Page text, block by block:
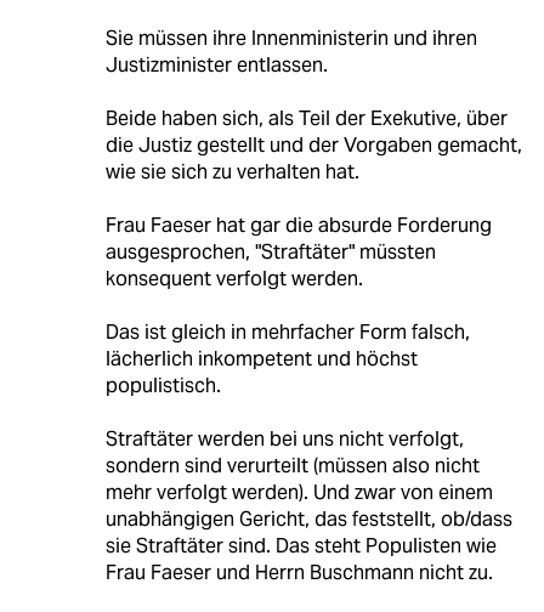
Sie müssen ihre Innenministerin und ihren
Justizminister entlassen.
Beide haben sich, als Teil der Exekutive, über
die Justiz gestellt und der Vorgaben gemacht,
wie sie sich zu verhalten hat.
Frau Faeser hat gar die absurde Forderung
ausgesprochen, "Straftäter" müssten
konsequent verfolgt werden.
Das ist gleich in mehrfacher Form falsch,
lächerlich inkompetent und höchst
populistisch.
Straftäter werden bei uns nicht verfolgt,
sondern sind verurteilt (müssen also nicht
mehr verfolgt werden). Und zwar von einem
unabhängigen Gericht, das feststellt, ob/dass
sie Straftäter sind. Das steht Populisten wie
Frau Faeser und Herrn Buschmann nicht zu.